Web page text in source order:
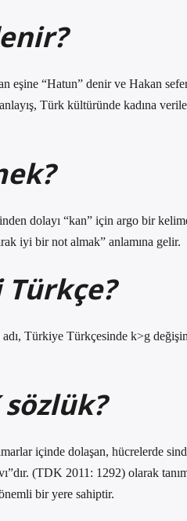
eşine “Hatun” denir ve Hakan
Türk kültüründe kadına
dolayı “kan” için argo bir
iyi bir not almak” anlamına gelir.
Türkiye Türkçesinde k>g
içinde dolaşan, hücrelerde
(TDK 2011: 1292) olarak
bir yere sahiptir.